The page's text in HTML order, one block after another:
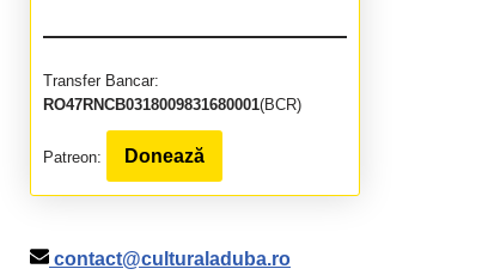
Transfer Bancar:
RO47RNCB0318009831680001(BCR)
Patreon: Donează
contact@culturaladuba.ro